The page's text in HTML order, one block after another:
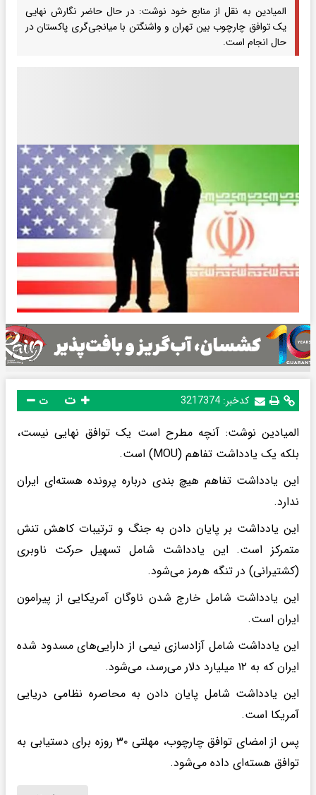
المیادین به نقل از منابع خود نوشت: در حال حاضر نگارش نهایی
یک توافق چارچوب بین تهران و واشنگتن با میانجی‌گری پاکستان در
حال انجام است.
کدخبر: 3217374 ت
المیادین نوشت: آنچه مطرح است یک توافق نهایی نیست،
بلکه یک یادداشت تفاهم (MOU) است.
این یادداشت تفاهم هیچ بندی درباره پرونده هسته‌ای ایران
ندارد.
این یادداشت بر پایان دادن به جنگ و ترتیبات کاهش تنش
متمرکز است. این یادداشت شامل تسهیل حرکت ناوبری
(کشتیرانی) در تنگه هرمز می‌شود.
این یادداشت شامل خارج شدن ناوگان آمریکایی از پیرامون
ایران است.
این یادداشت شامل آزادسازی نیمی از دارایی‌های مسدود شده
ایران که به ۱۲ میلیارد دلار می‌رسد، می‌شود.
این یادداشت شامل پایان دادن به محاصره نظامی دریایی
آمریکا است.
پس از امضای توافق چارچوب، مهلتی ۳۰ روزه برای دستیابی به
توافق هسته‌ای داده می‌شود.